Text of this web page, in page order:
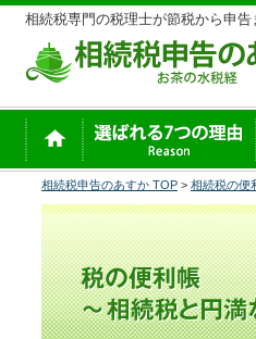
相続税専門の税理士が節税から申
相続税申告のあすか TOP > 相続税の便